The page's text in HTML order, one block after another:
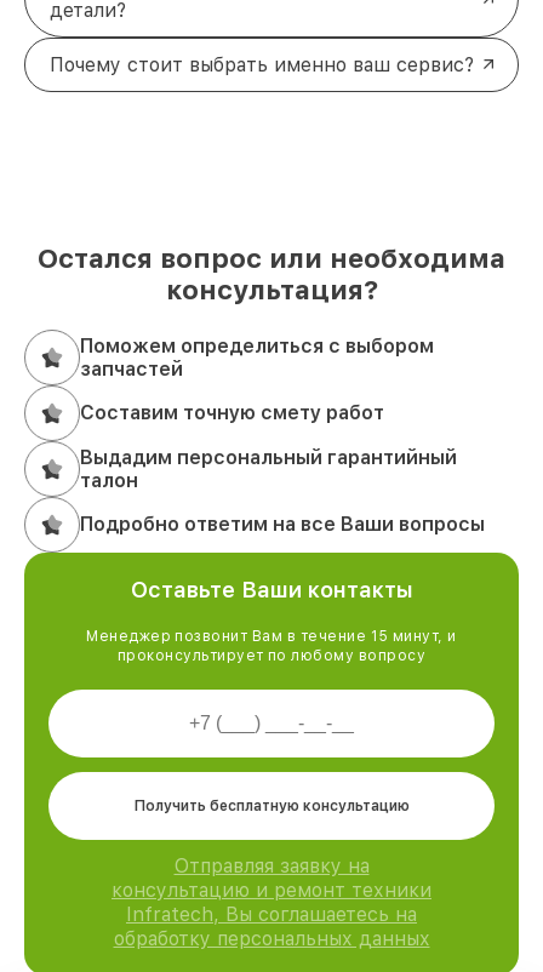
детали?
Почему стоит выбрать именно ваш сервис?
Остался вопрос или необходима
консультация?
Поможем определиться с выбором
запчастей
Составим точную смету работ
Выдадим персональный гарантийный
талон
Подробно ответим на все Ваши вопросы
Оставьте Ваши контакты
Менеджер позвонит Вам в течение 15 минут, и
проконсультирует по любому вопросу
Получить бесплатную консультацию
Отправляя заявку на
консультацию и ремонт техники
Infratech, Вы соглашаетесь на
обработку персональных данных